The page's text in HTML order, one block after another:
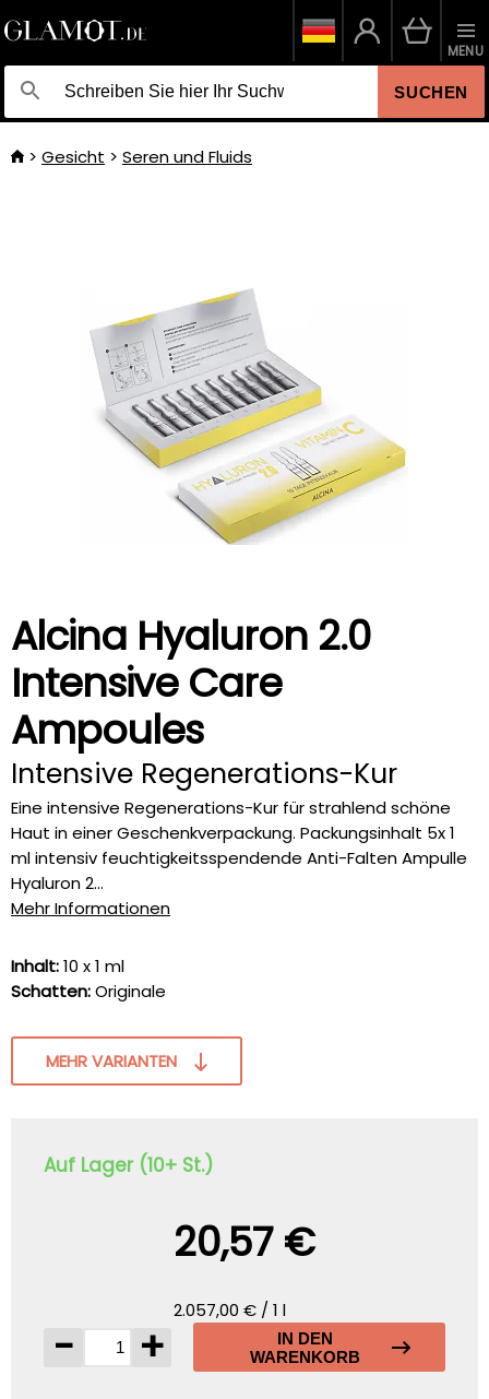
SUCHEN
MENU
Gesicht Seren und Fluids
Alcina Hyaluron 2.0
Intensive Care
Ampoules
Intensive Regenerations-Kur
Eine intensive Regenerations-Kur für strahlend schöne
Haut in einer Geschenkverpackung. Packungsinhalt 5x 1
ml intensiv feuchtigkeitsspendende Anti-Falten Ampulle
Hyaluron 2...
Mehr Informationen
Inhalt:10 x 1 ml
Schatten:Originale
MEHR VARIANTEN
Auf Lager (10+ St.)
20,57 €
2.057,00 € / 1 l
- +
IN DEN
WARENKORB